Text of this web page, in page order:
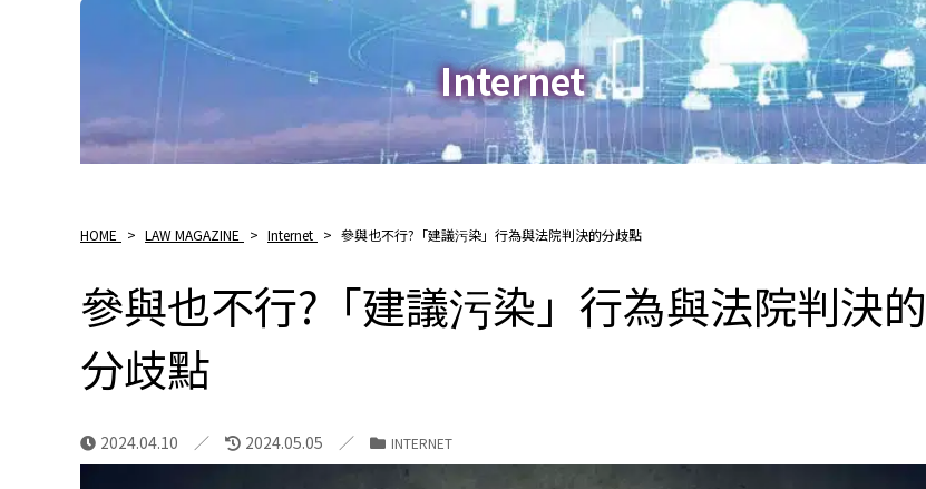
個人資料保護
AI（例如ChatGPT等)
網絡犯罪
緩解聲譽損害
Internet
HOME > LAW MAGAZINE > Internet > 參與也不行?「建議污染」行為與法院判決的分歧點
參與也不行?「建議污染」行為與法院判決的
分歧點
2024.04.10 2024.05.05 INTERNET